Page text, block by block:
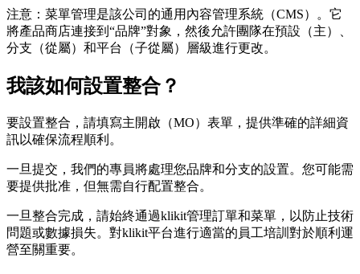
注意：菜單管理是該公司的通用內容管理系統（CMS）。它
將產品商店連接到“品牌”對象，然後允許團隊在預設（主）、
分支（從屬）和平台（子從屬）層級進行更改。
我該如何設置整合？
要設置整合，請填寫主開啟（MO）表單，提供準確的詳細資
訊以確保流程順利。
一旦提交，我們的專員將處理您品牌和分支的設置。您可能需
要提供批准，但無需自行配置整合。
一旦整合完成，請始終通過klikit管理訂單和菜單，以防止技術
問題或數據損失。對klikit平台進行適當的員工培訓對於順利運
營至關重要。